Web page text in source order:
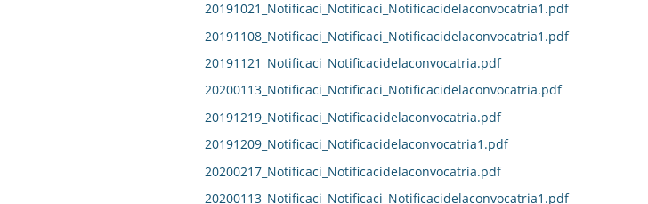
20191021_Notificaci_Notificaci_Notificacidelaconvocatria1.pdf
20191108_Notificaci_Notificaci_Notificacidelaconvocatria1.pdf
20191121_Notificaci_Notificacidelaconvocatria.pdf
20200113_Notificaci_Notificaci_Notificacidelaconvocatria.pdf
20191219_Notificaci_Notificacidelaconvocatria.pdf
20191209_Notificaci_Notificacidelaconvocatria1.pdf
20200217_Notificaci_Notificacidelaconvocatria.pdf
20200113_Notificaci_Notificaci_Notificacidelaconvocatria1.pdf